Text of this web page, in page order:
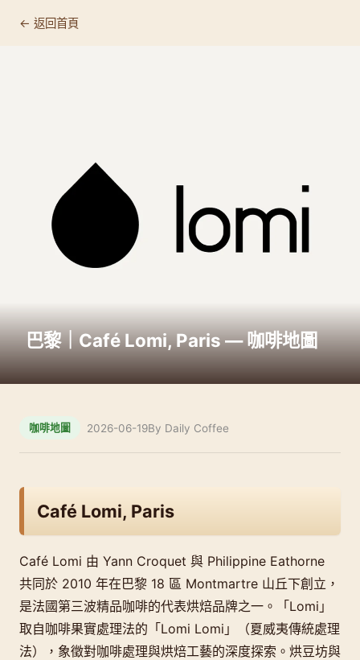
← 返回首頁
巴黎｜Café Lomi, Paris — 咖啡地圖
咖啡地圖 2026-06-19By Daily Coffee
Café Lomi, Paris
Café Lomi 由 Yann Croquet 與 Philippine Eathorne
共同於 2010 年在巴黎 18 區 Montmartre 山丘下創立，
是法國第三波精品咖啡的代表烘焙品牌之一。「Lomi」
取自咖啡果實處理法的「Lomi Lomi」（夏威夷傳統處理
法），象徵對咖啡處理與烘焙工藝的深度探索。烘豆坊與